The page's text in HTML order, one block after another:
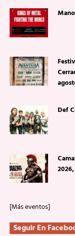
Def
[Más eventos]
Seguir En